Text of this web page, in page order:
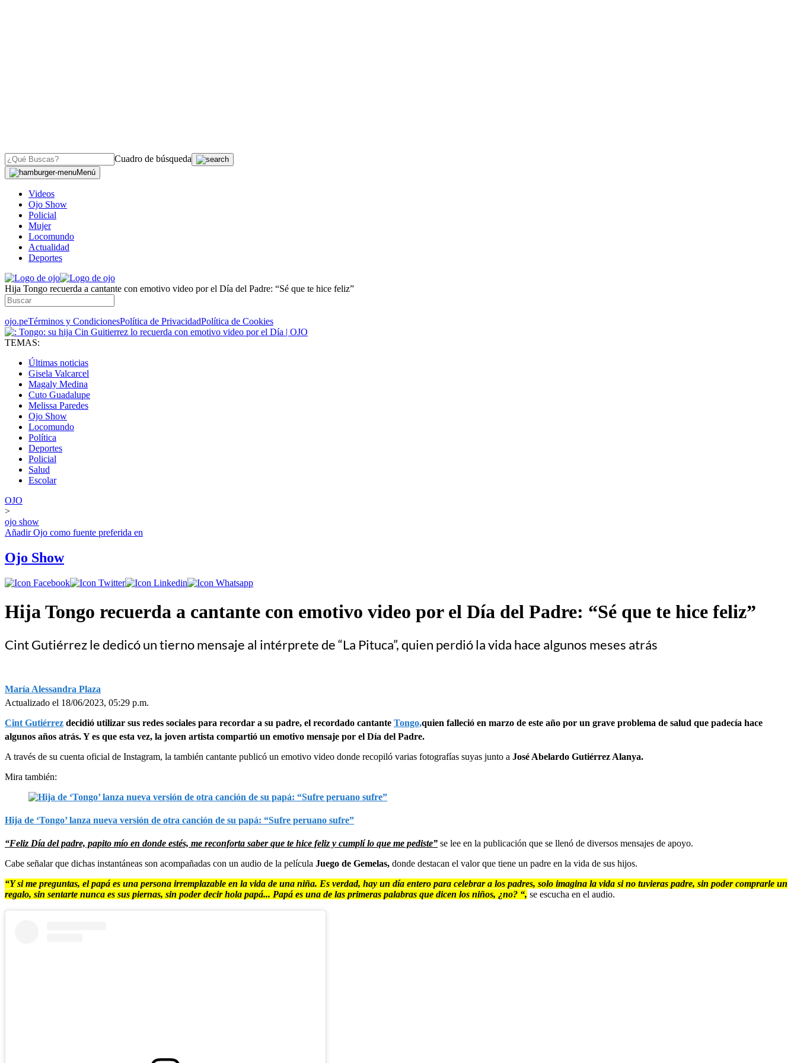
Cuadro de búsqueda
Menú
Videos
Ojo Show
Policial
Mujer
Locomundo
Actualidad
Deportes
Hija Tongo recuerda a cantante con emotivo video por el Día del Padre: “Sé que te hice feliz”
ojo.peTérminos y CondicionesPolítica de PrivacidadPolítica de Cookies
TEMAS:
Últimas noticias
Gisela Valcarcel
Magaly Medina
Cuto Guadalupe
Melissa Paredes
Ojo Show
Locomundo
Política
Deportes
Policial
Salud
Escolar
OJO
>
ojo show
AñadirOjo como fuente preferida en
Ojo Show
Hija Tongo recuerda a cantante con emotivo video por el Día del Padre: “Sé que te hice feliz”
Cint Gutiérrez le dedicó un tierno mensaje al intérprete de “La Pituca”, quien perdió la vida hace algunos meses atrás
María Alessandra Plaza
Actualizado el 18/06/2023, 05:29 p.m.
Cint Gutiérrez decidió utilizar sus redes sociales para recordar a su padre, el recordado cantante Tongo,quien falleció en marzo de este año por un grave problema de salud que padecía hace
algunos años atrás. Y es que esta vez, la joven artista compartió un emotivo mensaje por el Día del Padre.
A través de su cuenta oficial de Instagram, la también cantante publicó un emotivo video donde recopiló varias fotografías suyas junto a José Abelardo Gutiérrez Alanya.
Mira también:
Hija de ‘Tongo’ lanza nueva versión de otra canción de su papá: “Sufre peruano sufre”
“Feliz Día del padre, papito mío en donde estés, me reconforta saber que te hice feliz y cumplí lo que me pediste” se lee en la publicación que se llenó de diversos mensajes de apoyo.
Cabe señalar que dichas instantáneas son acompañadas con un audio de la película Juego de Gemelas, donde destacan el valor que tiene un padre en la vida de sus hijos.
“Y si me preguntas, el papá es una persona irremplazable en la vida de una niña. Es verdad, hay un día entero para celebrar a los padres, solo imagina la vida si no tuvieras padre, sin poder comprarle un
regalo, sin sentarte nunca es sus piernas, sin poder decir hola papá... Papá es una de las primeras palabras que dicen los niños, ¿no? “, se escucha en el audio.